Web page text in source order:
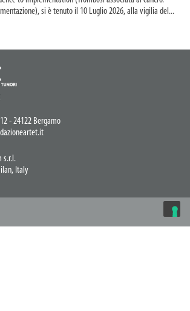
si è tenuto il 10 Luglio 2026, alla vigilia del...
- 24122 Bergamo
s.r.l.
Italy